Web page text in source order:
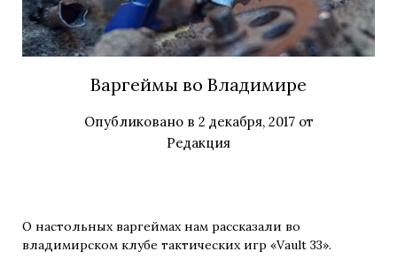
Варгеймы во Владимире
Опубликовано в 2 декабря, 2017от
Редакция
О настольных варгеймах нам рассказали во
владимирском клубе тактических игр «Vault 33».